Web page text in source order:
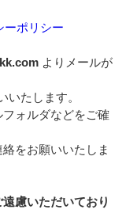
ーポリシー
よりメールが
いたします。
ォルダなどをご確
をお願いいたしま
慮いただいており